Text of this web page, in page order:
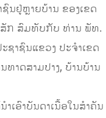
ນຢູ່ຫຼາຍບ້ານ ຂອງເຂດ
ສັກ ສົມທັບກັບ ທ່ານ ພັທ.
ຊາຊົນແຂວງ ປະຈໍາເຂດ
າດສາມປາງ, ບ້ານບ້ານ
ເອົາບັນດາເນື້ອໃນສໍາຄັນ